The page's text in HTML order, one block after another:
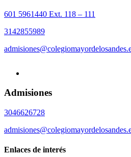
601 5961440 Ext. 118 – 111
3142855989
Admisiones
3046626728
Enlaces de interés